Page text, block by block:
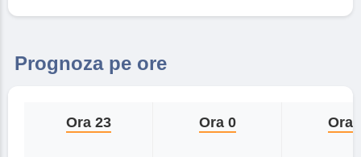
Prognoza pe ore
Ora 23 Ora 0 Ora